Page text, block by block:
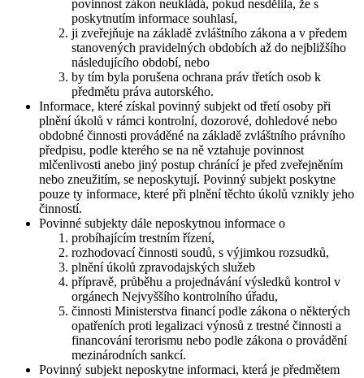
povinnost zákon neukládá, pokud nesdělila, že s
poskytnutím informace souhlasí,
ji zveřejňuje na základě zvláštního zákona a v předem
stanovených pravidelných obdobích až do nejbližšího
následujícího období, nebo
by tím byla porušena ochrana práv třetích osob k
předmětu práva autorského.
Informace, které získal povinný subjekt od třetí osoby při
plnění úkolů v rámci kontrolní, dozorové, dohledové nebo
obdobné činnosti prováděné na základě zvláštního právního
předpisu, podle kterého se na ně vztahuje povinnost
mlčenlivosti anebo jiný postup chránící je před zveřejněním
nebo zneužitím, se neposkytují. Povinný subjekt poskytne
pouze ty informace, které při plnění těchto úkolů vznikly jeho
činností.
Povinné subjekty dále neposkytnou informace o
probíhajícím trestním řízení,
rozhodovací činnosti soudů, s výjimkou rozsudků,
plnění úkolů zpravodajských služeb
přípravě, průběhu a projednávání výsledků kontrol v
orgánech Nejvyššího kontrolního úřadu,
činnosti Ministerstva financí podle zákona o některých
opatřeních proti legalizaci výnosů z trestné činnosti a
financování terorismu nebo podle zákona o provádění
mezinárodních sankcí.
Povinný subjekt neposkytne informaci, která je předmětem